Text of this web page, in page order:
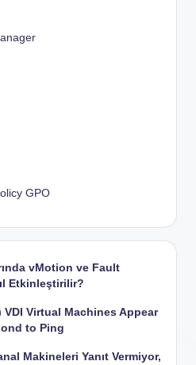
GPO
vMotion ve Fault
Etkinleştirilir?
VDI Virtual Machines Appear
to Ping
Makineleri Yanıt Vermiyor,